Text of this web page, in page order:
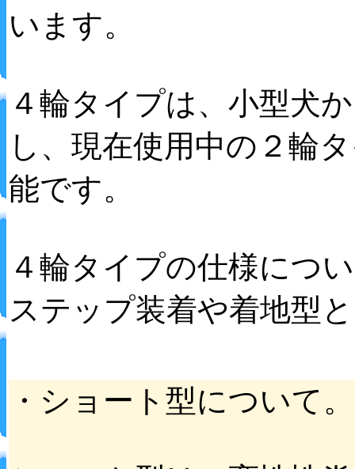
います。
４輪タイプは、小型犬
し、現在使用中の２輪
能です。
４輪タイプの仕様につ
ステップ装着や着地型
・ショート型について。